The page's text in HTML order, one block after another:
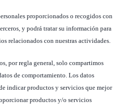
proporcionados o recogidos con
y podrá tratar su información para
relacionados con nuestras actividades.
por regla general, solo compartimos
de comportamiento. Los datos
indicar productos y servicios que mejor
productos y/o servicios